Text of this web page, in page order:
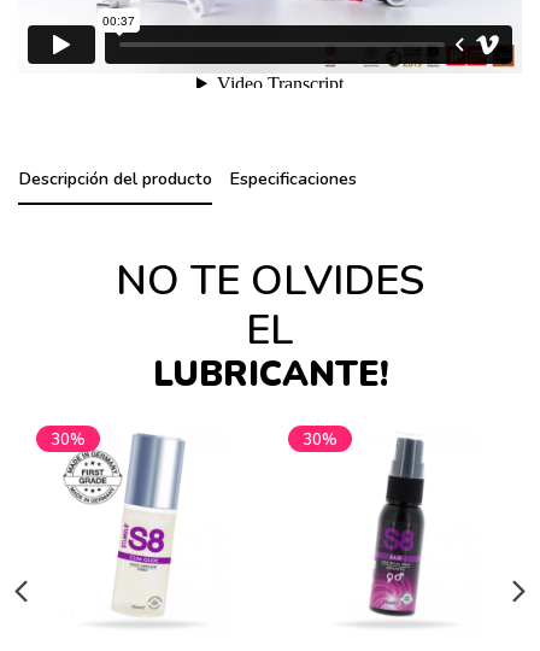
Descripción del producto Especificaciones
NO TE OLVIDES
EL
LUBRICANTE!
30% 30%